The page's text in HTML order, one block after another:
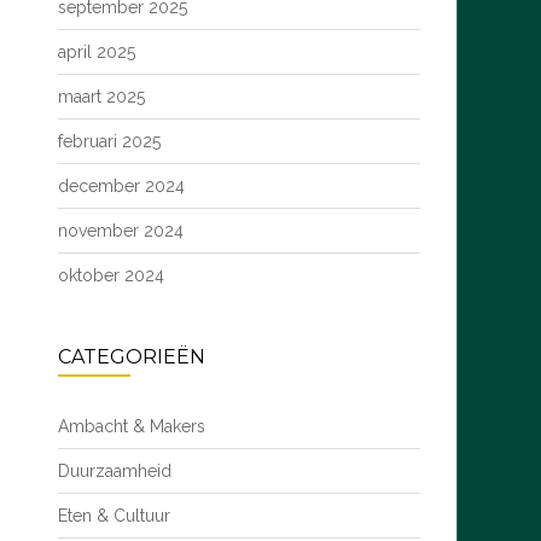
september 2025
april 2025
maart 2025
februari 2025
december 2024
november 2024
oktober 2024
CATEGORIEËN
Ambacht & Makers
Duurzaamheid
Eten & Cultuur